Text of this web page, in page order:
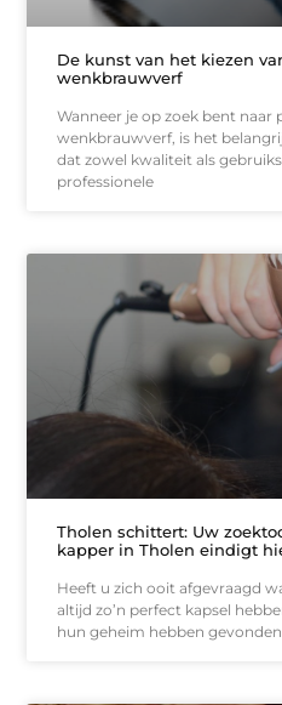
De kunst van het kiezen
wenkbrauwverf
Wanneer je op zoek bent naar
wenkbrauwverf, is het
dat zowel kwaliteit als
professionele
Tholen schittert: Uw
kapper in Tholen eindigt
Heeft u zich ooit afgevraagd
altijd zo’n perfect kapsel
hun geheim hebben